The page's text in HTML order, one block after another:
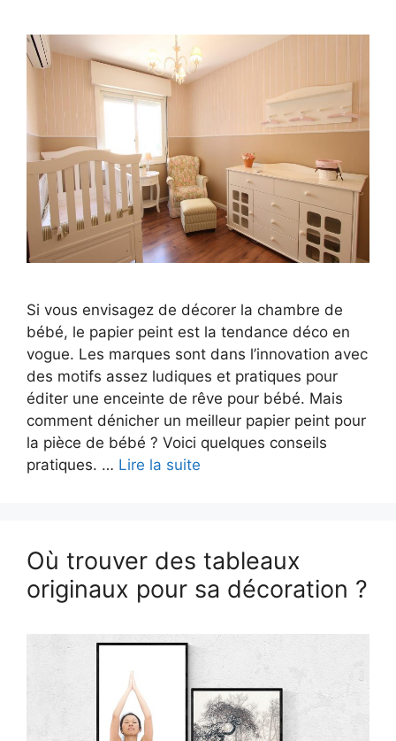
Si vous envisagez de décorer la chambre de
bébé, le papier peint est la tendance déco en
vogue. Les marques sont dans l’innovation avec
des motifs assez ludiques et pratiques pour
éditer une enceinte de rêve pour bébé. Mais
comment dénicher un meilleur papier peint pour
la pièce de bébé ? Voici quelques conseils
pratiques. … Lire la suite
Où trouver des tableaux
originaux pour sa décoration ?